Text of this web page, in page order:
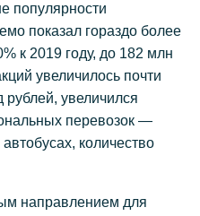
популярности
показал гораздо более
к 2019 году, до 182 млн
увеличилось почти
увеличился
перевозок —
количество
направлением для